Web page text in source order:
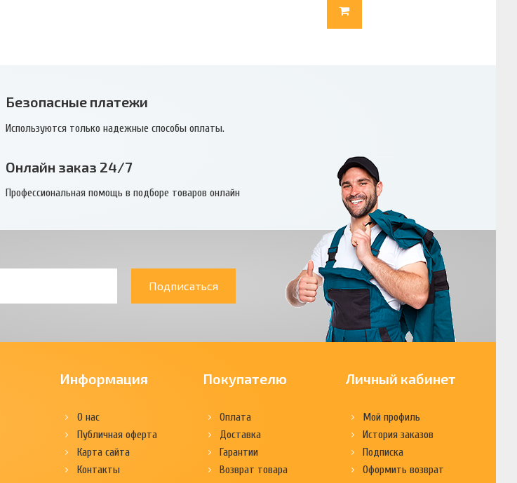
Безопасные платежи
Используются только надежные способы оплаты.
Онлайн заказ 24/7
Профессиональная помощь в подборе товаров онлайн
Подписаться
Информация
О нас
Публичная оферта
Карта сайта
Контакты
Покупателю
Оплата
Доставка
Гарантии
Возврат товара
Личный кабинет
Мой профиль
История заказов
Подписка
Оформить возврат